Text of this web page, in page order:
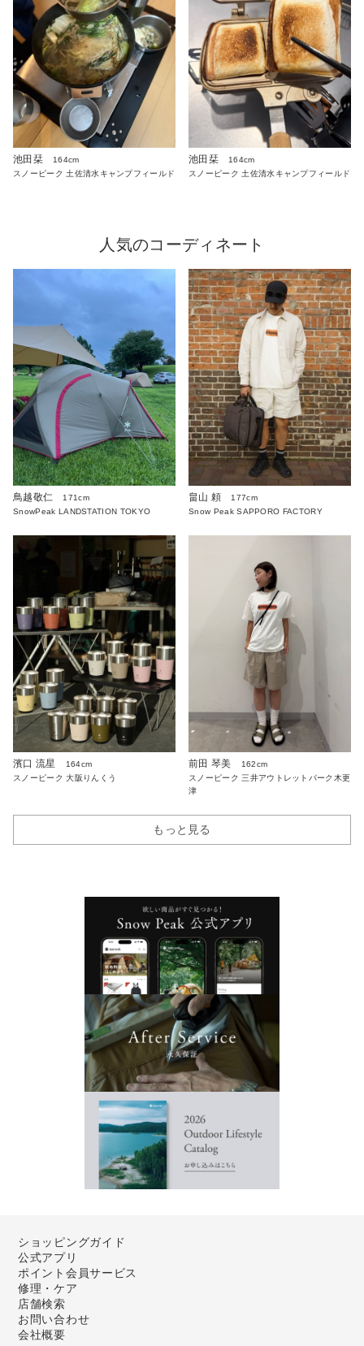
池田栞
164cm
スノーピーク 土佐清水キャンプフィールド
池田栞
164cm
スノーピーク 土佐清水キャンプフィールド
人気のコーディネート
鳥越敬仁
171cm
SnowPeak LANDSTATION TOKYO
畠山 頼
177cm
Snow Peak SAPPORO FACTORY
濱口 流星
164cm
スノーピーク 大阪りんくう
前田 琴美
162cm
スノーピーク 三井アウトレットパーク木更
津
もっと見る
ショッピングガイド
公式アプリ
ポイント会員サービス
修理・ケア
店舗検索
お問い合わせ
会社概要